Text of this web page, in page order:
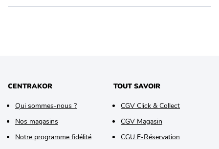
CENTRAKOR
Qui sommes-nous ?
Nos magasins
Notre programme fidélité
TOUT SAVOIR
CGV Click & Collect
CGV Magasin
CGU E-Réservation